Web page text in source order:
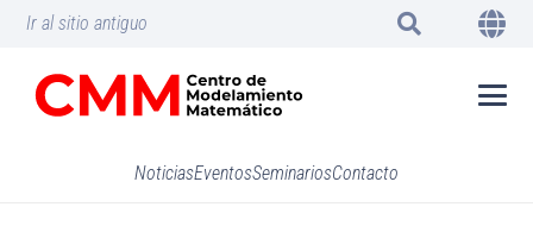
Ir al sitio antiguo
NoticiasEventosSeminariosContacto